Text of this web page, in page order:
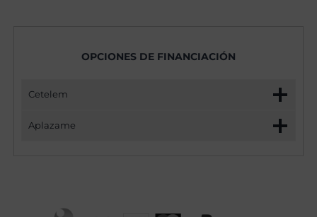
OPCIONES DE FINANCIACIÓN
Cetelem
Aplazame